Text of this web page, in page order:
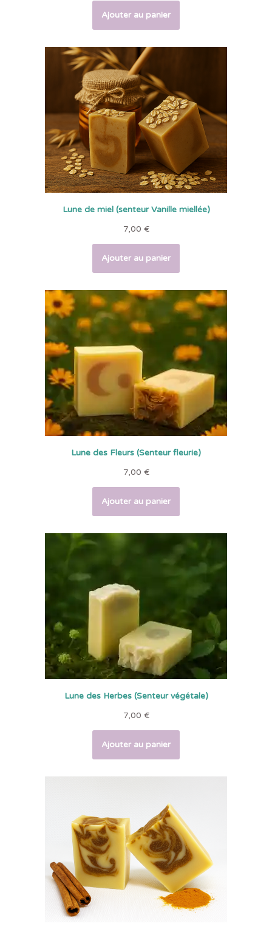
Ajouter au panier
Lune de miel (senteur Vanille miellée)
7,00 €
Ajouter au panier
Lune des Fleurs (Senteur fleurie)
7,00 €
Ajouter au panier
Lune des Herbes (Senteur végétale)
7,00 €
Ajouter au panier